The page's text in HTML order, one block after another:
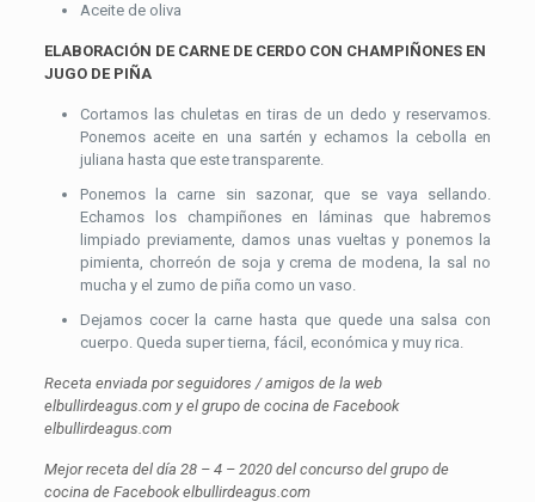
Aceite de oliva
ELABORACIÓN DE CARNE DE CERDO CON CHAMPIÑONES EN
JUGO DE PIÑA
Cortamos las chuletas en tiras de un dedo y reservamos.
Ponemos aceite en una sartén y echamos la cebolla en
juliana hasta que este transparente.
Ponemos la carne sin sazonar, que se vaya sellando.
Echamos los champiñones en láminas que habremos
limpiado previamente, damos unas vueltas y ponemos la
pimienta, chorreón de soja y crema de modena, la sal no
mucha y el zumo de piña como un vaso.
Dejamos cocer la carne hasta que quede una salsa con
cuerpo. Queda super tierna, fácil, económica y muy rica.
Receta enviada por seguidores / amigos de la web
elbullirdeagus.com y el grupo de cocina de Facebook
elbullirdeagus.com
Mejor receta del día 28 – 4 – 2020 del concurso del grupo de
cocina de Facebook elbullirdeagus.com